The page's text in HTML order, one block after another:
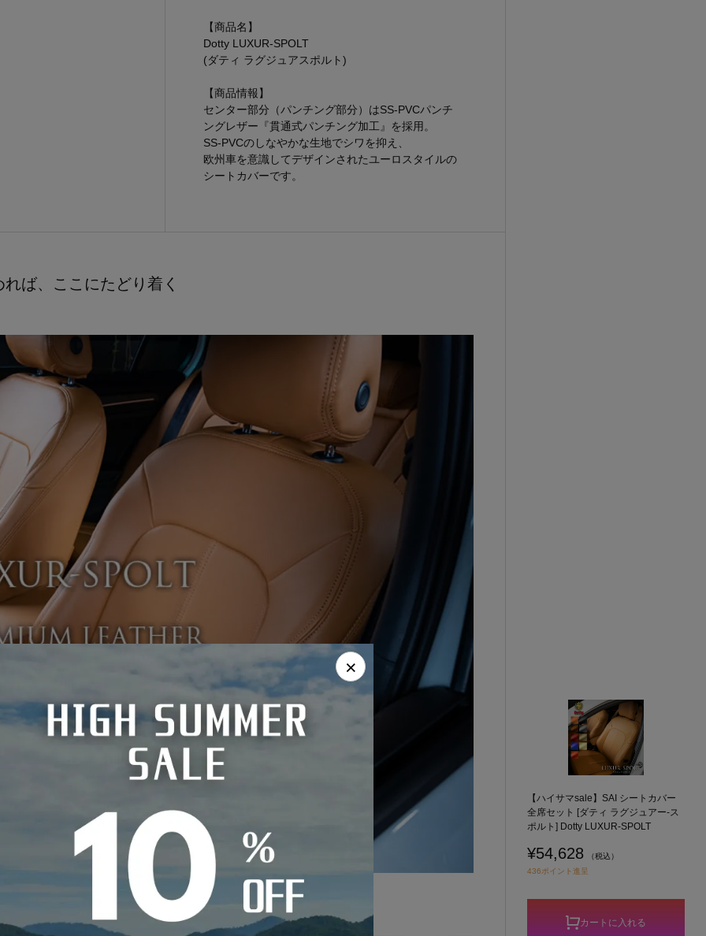
【商品名】
Dotty LUXUR-SPOLT
(ダティ ラグジュアスポルト)
【商品情報】
センター部分（パンチング部分）はSS-PVCパンチ
ングレザー『貫通式パンチング加工』を採用。
SS-PVCのしなやかな生地でシワを抑え、
欧州車を意識してデザインされたユーロスタイルの
シートカバーです。
れば、ここにたどり着く
【ハイサマsale】SAI シートカバー
全席セット [ダティ ラグジュアー-ス
ポルト] Dotty LUXUR-SPOLT
¥54,628
（税込）
436ポイント進呈
カートに入れる
×